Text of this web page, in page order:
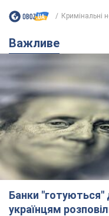
Кримінальні
Важливе
Банки "готуються"
українцям